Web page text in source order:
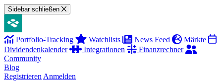
Sidebar schließen
Portfolio-Tracking Watchlists News Feed
Märkte
Dividendenkalender
Integrationen
Finanzrechner
Community
Blog
Registrieren Anmelden